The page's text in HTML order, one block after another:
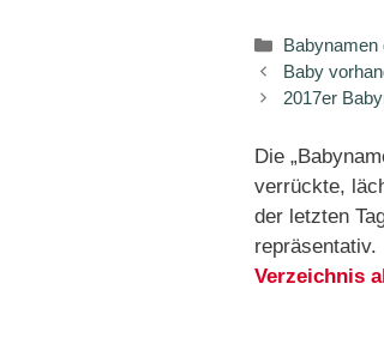
Kategorien
Babynamen
Baby
2017er
Die
verrückte,
der letzten
repräsentativ.
Verzeichnis